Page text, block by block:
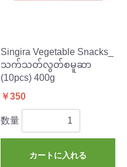
Singira Vegetable Snacks_
သက်သတ်လွတ်စမူဆာ
(10pcs) 400g
￥350
数量
カートに入れる